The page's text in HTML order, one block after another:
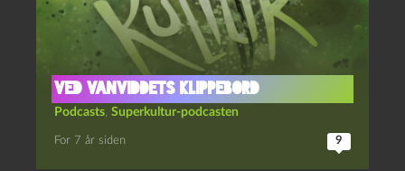
Ved vanviddets klippebord
Podcasts, Superkultur-podcasten
For 7 år siden 9